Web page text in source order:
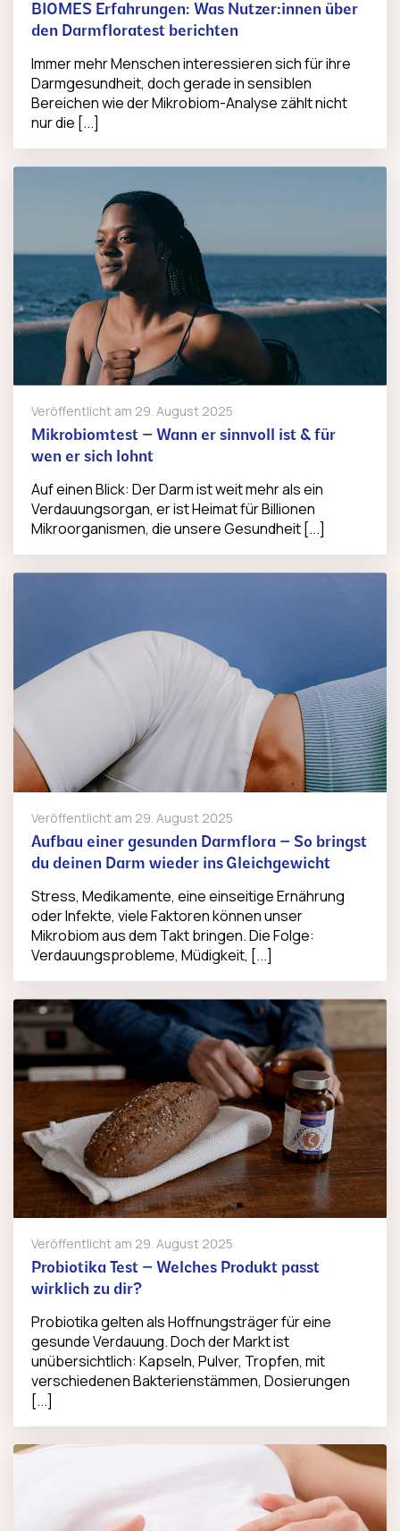
BIOMES Erfahrungen: Was Nutzer:innen über
den Darmfloratest berichten
Immer mehr Menschen interessieren sich für ihre
Darmgesundheit, doch gerade in sensiblen
Bereichen wie der Mikrobiom-Analyse zählt nicht
nur die [...]
Veröffentlicht am 29. August 2025
Mikrobiomtest – Wann er sinnvoll ist & für
wen er sich lohnt
Auf einen Blick: Der Darm ist weit mehr als ein
Verdauungsorgan, er ist Heimat für Billionen
Mikroorganismen, die unsere Gesundheit [...]
Veröffentlicht am 29. August 2025
Aufbau einer gesunden Darmflora – So bringst
du deinen Darm wieder ins Gleichgewicht
Stress, Medikamente, eine einseitige Ernährung
oder Infekte, viele Faktoren können unser
Mikrobiom aus dem Takt bringen. Die Folge:
Verdauungsprobleme, Müdigkeit, [...]
Veröffentlicht am 29. August 2025
Probiotika Test – Welches Produkt passt
wirklich zu dir?
Probiotika gelten als Hoffnungsträger für eine
gesunde Verdauung. Doch der Markt ist
unübersichtlich: Kapseln, Pulver, Tropfen, mit
verschiedenen Bakterienstämmen, Dosierungen
[...]